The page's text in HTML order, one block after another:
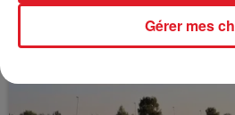
BÉTHUNE: ENQUÊTE
VOLONTAIRE EN COURS,
Gérer mes